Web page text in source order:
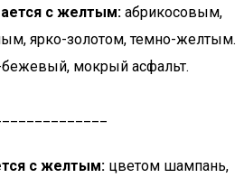
с желтым: абрикосовым,
ярко-золотом, темно-желтым.
мокрый асфальт.
с желтым: цветом шампань,